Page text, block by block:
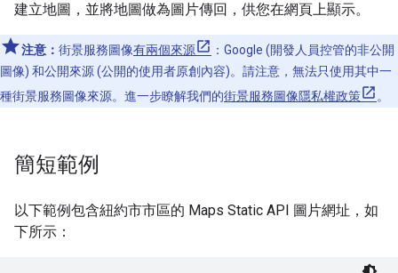
建立地圖，並將地圖做為圖片傳回，供您在網頁上顯示。
注意： 街景服務圖像有兩個來源
：Google (開發人員控管的非公開
圖像) 和公開來源 (公開的使用者原創內容)。請注意，無法只使用其中一
種街景服務圖像來源。進一步瞭解我們的街景服務圖像隱私權政策 。
簡短範例
以下範例包含紐約市市區的 Maps Static API 圖片網址，如
下所示：